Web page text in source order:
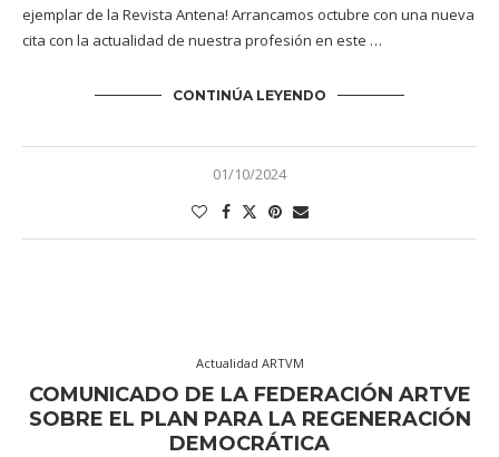
ejemplar de la Revista Antena! Arrancamos octubre con una nueva
cita con la actualidad de nuestra profesión en este …
CONTINÚA LEYENDO
01/10/2024
Actualidad ARTVM
COMUNICADO DE LA FEDERACIÓN ARTVE
SOBRE EL PLAN PARA LA REGENERACIÓN
DEMOCRÁTICA